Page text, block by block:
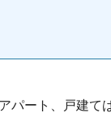
パート、戸建て